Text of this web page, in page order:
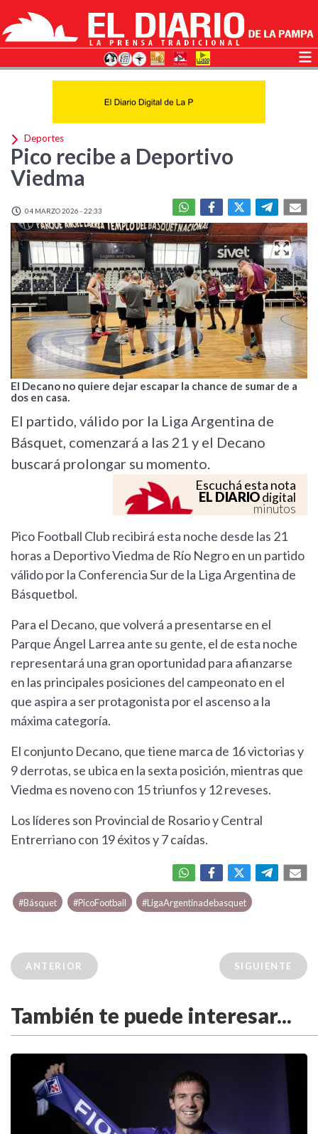
Deportes
Pico recibe a Deportivo
Viedma
04 MARZO 2026 - 22:33
El Decano no quiere dejar escapar la chance de sumar de a
dos en casa.
El partido, válido por la Liga Argentina de
Básquet, comenzará a las 21 y el Decano
buscará prolongar su momento.
Escuchá esta nota
EL DIARIOdigital
minutos
Pico Football Club recibirá esta noche desde las 21
horas a Deportivo Viedma de Río Negro en un partido
válido por la Conferencia Sur de la Liga Argentina de
Básquetbol.
Para el Decano, que volverá a presentarse en el
Parque Ángel Larrea ante su gente, el de esta noche
representará una gran oportunidad para afianzarse
en las principales posiciones del campeonato en el
que aspira a ser protagonista por el ascenso a la
máxima categoría.
El conjunto Decano, que tiene marca de 16 victorias y
9 derrotas, se ubica en la sexta posición, mientras que
Viedma es noveno con 15 triunfos y 12 reveses.
Los líderes son Provincial de Rosario y Central
Entrerriano con 19 éxitos y 7 caídas.
#Básquet #PicoFootball #LigaArgentinadebasquet
ANTERIOR SIGUIENTE
También te puede interesar...